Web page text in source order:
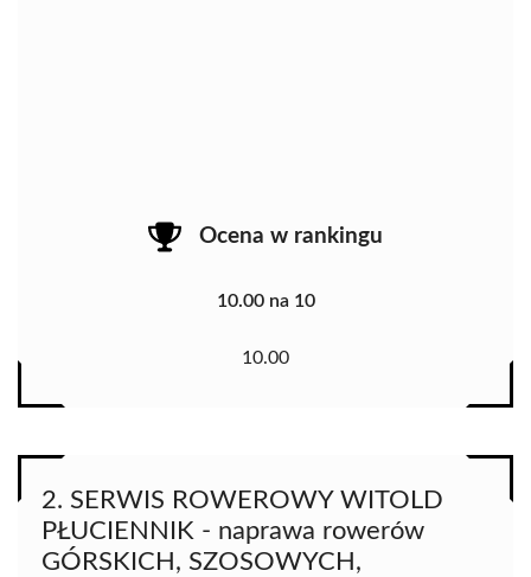
Ocena w rankingu
10.00 na 10
10.00
2. SERWIS ROWEROWY WITOLD
PŁUCIENNIK - naprawa rowerów
GÓRSKICH, SZOSOWYCH,